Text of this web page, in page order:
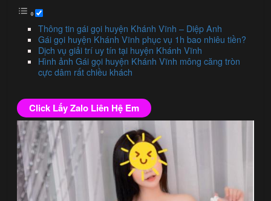
Thông tin gái gọi huyện Khánh Vĩnh – Diệp Anh
Gái gọi huyện Khánh Vĩnh phục vụ 1h bao nhiêu tiền?
Dịch vụ giải trí uy tín tại huyện Khánh Vĩnh
Hình ảnh Gái gọi huyện Khánh Vĩnh mông căng tròn
cực dâm rất chiều khách
Click Lấy Zalo Liên Hệ Em